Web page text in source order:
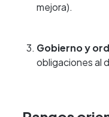
mejora).
Gobierno y
obligaciones al